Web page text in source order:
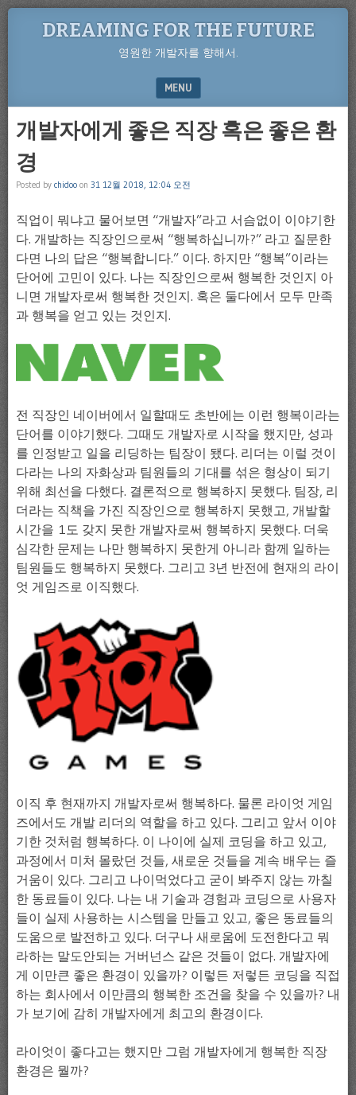
DREAMING FOR THE FUTURE
영원한 개발자를 향해서.
MENU
개발자에게 좋은 직장 혹은 좋은 환
경
Posted by chidoo on 31 12월 2018, 12:04 오전
직업이 뭐냐고 물어보면 “개발자”라고 서슴없이 이야기한
다. 개발하는 직장인으로써 “행복하십니까?” 라고 질문한
다면 나의 답은 “행복합니다.” 이다. 하지만 “행복”이라는
단어에 고민이 있다. 나는 직장인으로써 행복한 것인지 아
니면 개발자로써 행복한 것인지. 혹은 둘다에서 모두 만족
과 행복을 얻고 있는 것인지.
전 직장인 네이버에서 일할때도 초반에는 이런 행복이라는
단어를 이야기했다. 그때도 개발자로 시작을 했지만, 성과
를 인정받고 일을 리딩하는 팀장이 됐다. 리더는 이럴 것이
다라는 나의 자화상과 팀원들의 기대를 섞은 형상이 되기
위해 최선을 다했다. 결론적으로 행복하지 못했다. 팀장, 리
더라는 직책을 가진 직장인으로 행복하지 못했고, 개발할
시간을 1도 갖지 못한 개발자로써 행복하지 못했다. 더욱
심각한 문제는 나만 행복하지 못한게 아니라 함께 일하는
팀원들도 행복하지 못했다. 그리고 3년 반전에 현재의 라이
엇 게임즈로 이직했다.
이직 후 현재까지 개발자로써 행복하다. 물론 라이엇 게임
즈에서도 개발 리더의 역할을 하고 있다. 그리고 앞서 이야
기한 것처럼 행복하다. 이 나이에 실제 코딩을 하고 있고,
과정에서 미처 몰랐던 것들, 새로운 것들을 계속 배우는 즐
거움이 있다. 그리고 나이먹었다고 굳이 봐주지 않는 까칠
한 동료들이 있다. 나는 내 기술과 경험과 코딩으로 사용자
들이 실제 사용하는 시스템을 만들고 있고, 좋은 동료들의
도움으로 발전하고 있다. 더구나 새로움에 도전한다고 뭐
라하는 말도안되는 거버넌스 같은 것들이 없다. 개발자에
게 이만큰 좋은 환경이 있을까? 이렇든 저렇든 코딩을 직접
하는 회사에서 이만큼의 행복한 조건을 찾을 수 있을까? 내
가 보기에 감히 개발자에게 최고의 환경이다.
라이엇이 좋다고는 했지만 그럼 개발자에게 행복한 직장
환경은 뭘까?